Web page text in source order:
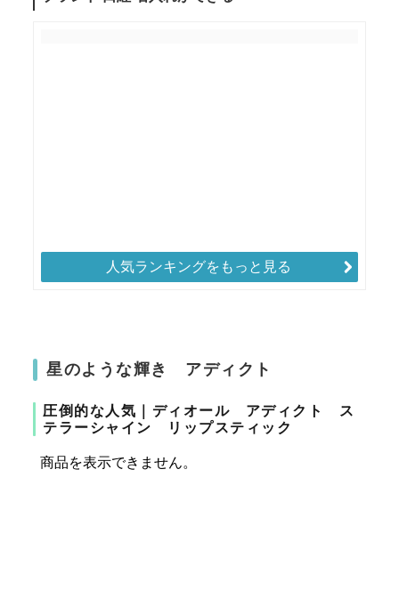
人気ランキングをもっと見る
星のような輝き アディクト
圧倒的な人気｜ディオール アディクト ス
テラーシャイン リップスティック